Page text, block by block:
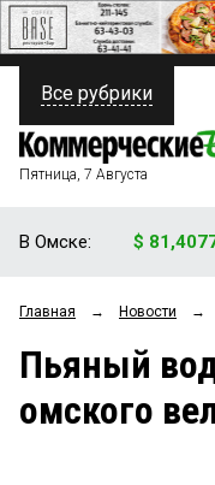
ПОЛИТИКА
ФИНАНСЫ
ОБЩЕСТВО
ЗАКОН
НОВОСТИ КОМПАНИЙ
Все рубрики
Пятница, 7 Августа
В Омске: $
Главная → Новости →
Пьяный
омского